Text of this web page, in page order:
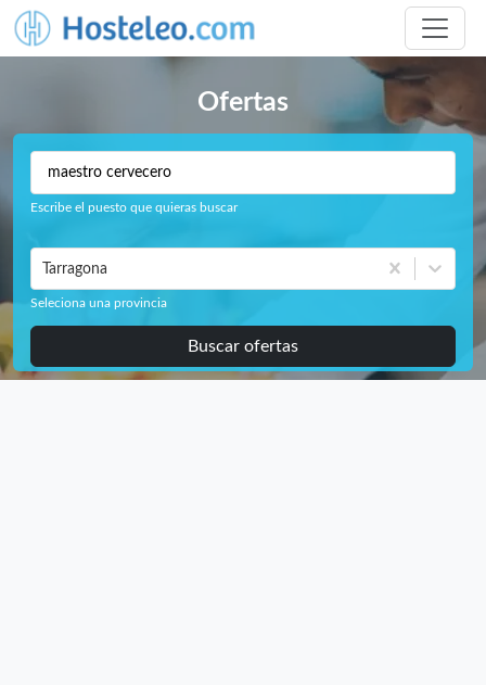
Ofertas
Escribe el puesto que quieras buscar
Tarragona
Seleciona una provincia
Buscar ofertas